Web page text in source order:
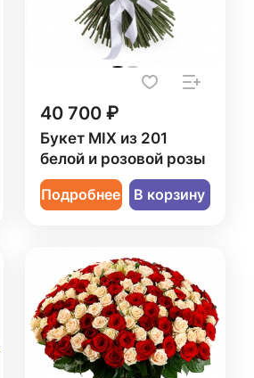
40 700 ₽
Букет MIX из 201
белой и розовой розы
Подробнее В корзину